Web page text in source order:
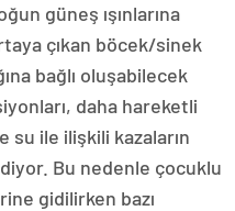
güneş ışınlarına
çıkan böcek/sinek
bağlı oluşabilecek
daha hareketli
su ile ilişkili kazaların
Bu nedenle çocuklu
gidilirken bazı